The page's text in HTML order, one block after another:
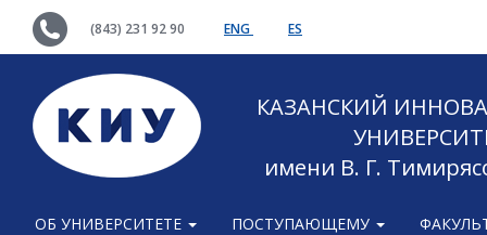
(843) 231 92 90 ENG ES
КАЗАНСКИЙ
имени В. Г.
ОБ УНИВЕРСИТЕТЕ ПОСТУПАЮЩЕМУ